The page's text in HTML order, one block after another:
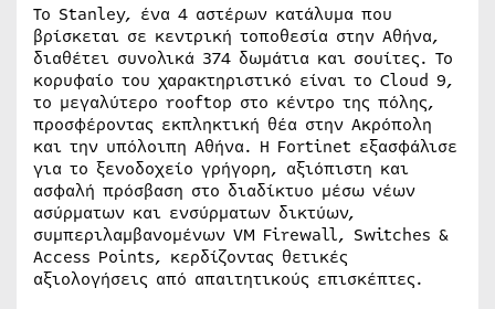
Το Stanley, ένα 4 αστέρων κατάλυμα που
βρίσκεται σε κεντρική τοποθεσία στην Αθήνα,
διαθέτει συνολικά 374 δωμάτια και σουίτες. Το
κορυφαίο του χαρακτηριστικό είναι το Cloud 9,
το μεγαλύτερο rooftop στο κέντρο της πόλης,
προσφέροντας εκπληκτική θέα στην Ακρόπολη
και την υπόλοιπη Αθήνα. Η Fortinet εξασφάλισε
για το ξενοδοχείο γρήγορη, αξιόπιστη και
ασφαλή πρόσβαση στο διαδίκτυο μέσω νέων
ασύρματων και ενσύρματων δικτύων,
συμπεριλαμβανομένων VM Firewall, Switches &
Access Points, κερδίζοντας θετικές
αξιολογήσεις από απαιτητικούς επισκέπτες.